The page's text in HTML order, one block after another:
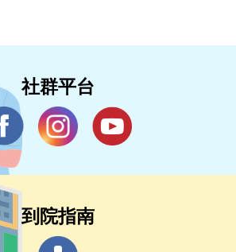
社群平台
到院指南